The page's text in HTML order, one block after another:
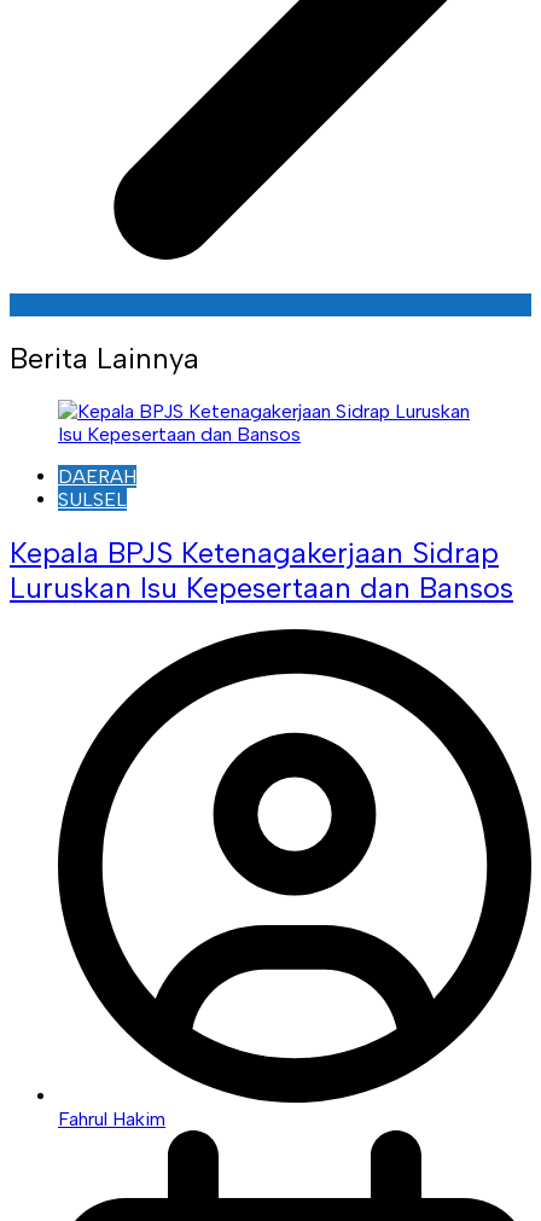
Berita Lainnya
DAERAH
SULSEL
Kepala BPJS Ketenagakerjaan Sidrap
Luruskan Isu Kepesertaan dan Bansos
Fahrul Hakim